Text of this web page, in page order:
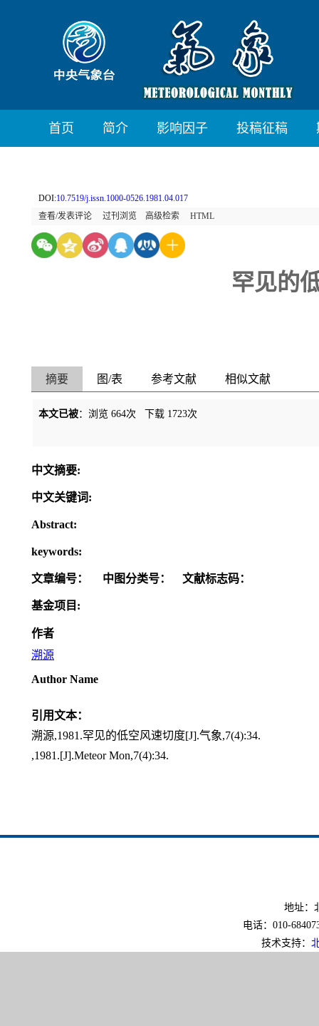
首页 简介 影响因子 投稿征稿
DOI:10.7519/j.issn.1000-0526.1981.04.017
查看/发表评论
过刊浏览 高级检索 HTML
罕见的
摘要 图/表 参考文献 相似文献
本文已被：浏览 664次 下载 1723次
中文摘要:
中文关键词:
Abstract:
keywords:
文章编号： 中图分类号： 文献标志码：
基金项目:
作者
溯源
Author Name
引用文本：
溯源,1981.罕见的低空风速切度[J].气象,7(4):34.
,1981.[J].Meteor Mon,7(4):34.
地址：
电话：010-
技术支持：